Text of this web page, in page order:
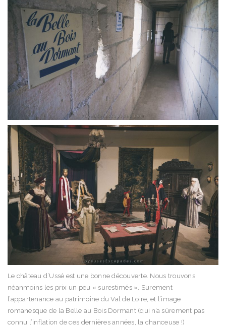
Le château d’Ussé est une bonne découverte. Nous trouvons
néanmoins les prix un peu « surestimés ». Surement
l’appartenance au patrimoine du Val de Loire, et l’image
romanesque de la Belle au Bois Dormant (qui n’a sûrement pas
connu l’inflation de ces dernières années, la chanceuse !)